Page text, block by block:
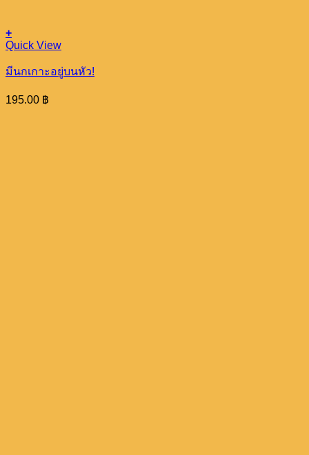
+
Quick View
มีนกเกาะอยู่บนหัว!
195.00 ฿